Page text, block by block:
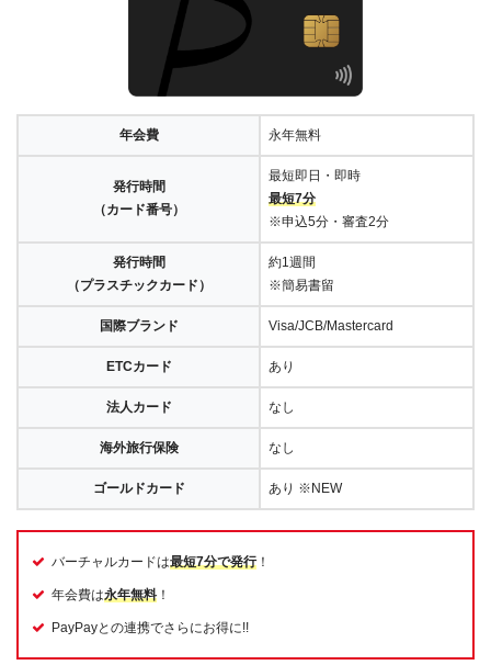
年会費 永年無料
発行時間
（カード番号）
最短即日・即時
最短7分
※申込5分・審査2分
発行時間
（プラスチックカード）
約1週間
※簡易書留
国際ブランド Visa/JCB/Mastercard
ETCカード あり
法人カード なし
海外旅行保険 なし
ゴールドカード あり ※NEW
バーチャルカードは最短7分で発行！
年会費は永年無料 ！
PayPayとの連携でさらにお得に!!